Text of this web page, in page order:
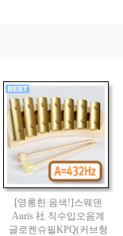
[영롱한 음색!]스웨덴
Auris 社 직수입오음계
글로켄슈필KPQ(커브형